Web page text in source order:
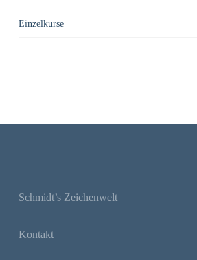
Einzelkurse
Schmidt’s Zeichenwelt
Kontakt